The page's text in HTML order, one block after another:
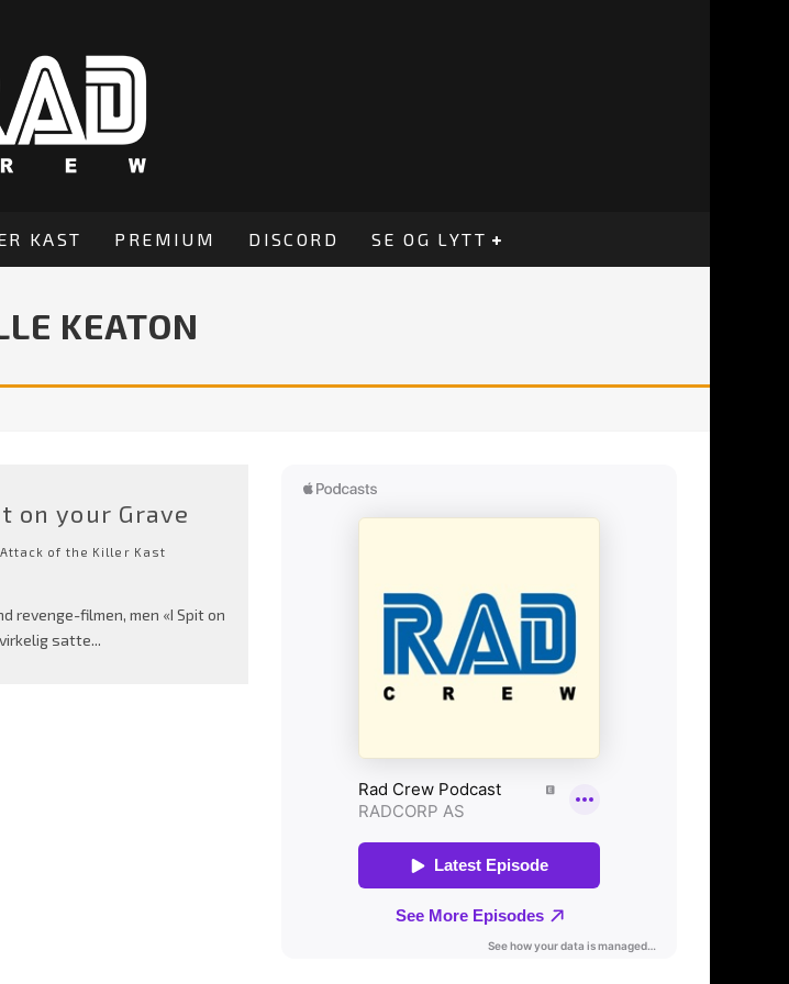
KAST PREMIUM DISCORD SE OG LYTT
KEATON
on your Grave
Attack of the Killer Kast
revenge-filmen, men «I Spit on
satte...